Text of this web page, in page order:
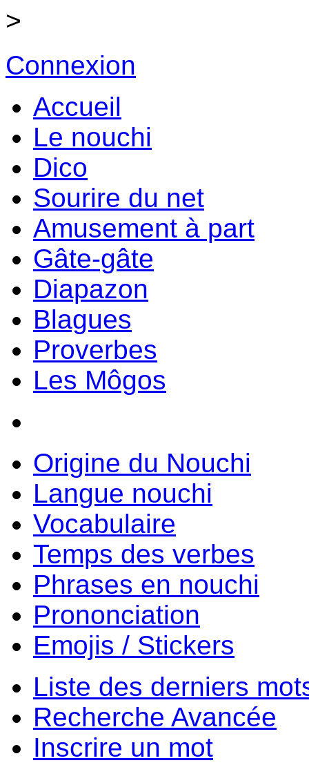
>
Connexion
Accueil
Le nouchi
Dico
Sourire du net
Amusement à part
Gâte-gâte
Diapazon
Blagues
Proverbes
Les Môgos
Origine du Nouchi
Langue nouchi
Vocabulaire
Temps des verbes
Phrases en nouchi
Prononciation
Emojis / Stickers
Liste des derniers
Recherche Avancée
Inscrire un mot